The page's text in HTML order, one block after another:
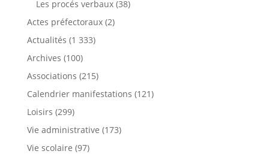
Les procés verbaux(38)
Actes préfectoraux(2)
Actualités (1 333)
Archives (100)
Associations (215)
Calendrier manifestations (121)
Loisirs (299)
Vie administrative (173)
Vie scolaire (97)